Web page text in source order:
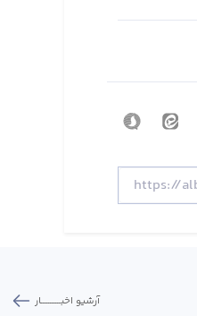
آرشیو اخبـــــــــــار